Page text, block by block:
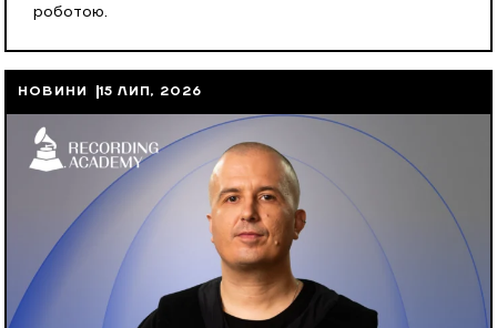
роботою.
НОВИНИ 15 ЛИП, 2026